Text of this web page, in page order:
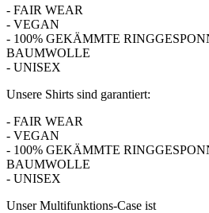
- FAIR WEAR
- VEGAN
- 100% GEKÄMMTE
BAUMWOLLE
- UNISEX
Unsere Shirts sind garantiert:
- FAIR WEAR
- VEGAN
- 100% GEKÄMMTE
BAUMWOLLE
- UNISEX
Unser Multifunktions-Case ist